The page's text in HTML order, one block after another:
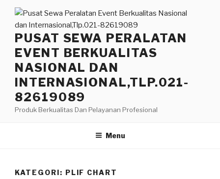
Lompat
konten
PUSAT SEWA PERALATAN
EVENT BERKUALITAS
NASIONAL DAN
INTERNASIONAL,TLP.021-
82619089
Produk Berkualitas Dan Pelayanan Profesional
Menu
KATEGORI: PLIF CHART